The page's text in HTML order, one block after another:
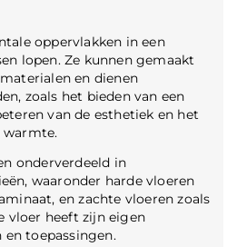
oppervlakken in een
lopen. Ze kunnen gemaakt
en dienen
zoals het bieden van een
van de esthetiek en het
warmte.
onderverdeeld in
waaronder harde vloeren
en zachte vloeren zoals
vloer heeft zijn eigen
en toepassingen.